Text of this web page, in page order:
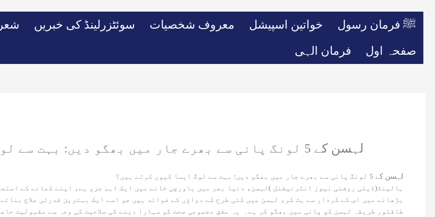
سوئٹزرلینڈ کی خبریں معروف شخصیات خواتین اسپیشل ﷺ فرمان رسول
فرمان الہی صفحہ اول
لہسن کے 5 لونگ پانی سے بھرے جار میں بھگو دیں: بہت سے لوگ ایسا کیوں کرتے ہیں؟
لہسن کے 5 لونگ پانی سے بھرے جار میں بھگو دیں: بہت سے لوگ ایسا کیوں کرتے ہیں؟
ہالینڈ(ڈیلی روشنی نیوز انٹرنیشنل )لہسن، دنیا بھر میں باورچی خانے میں ایک اہم جزو ہے، اپنے کھانے کے
بڑھانے میں اس کے کردار سے ہٹ کر، لہسن میں کئی طرح کے دواؤں کے فوائد ہیں جو اسے ایک بہترین قدرتی علاج
طاقتور طریقہ لہسن کو پانی میں بھگو کر ہے۔ یہ مشق مجموعی صحت کو سہارا دینے کی صلاحیت کی وجہ سے مقبولیت